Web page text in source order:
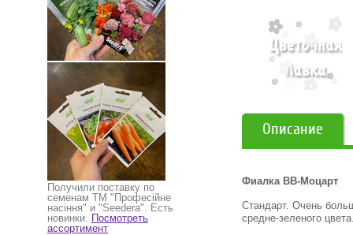
Получили поставку по
семенам ТМ "Професійне
насіння" и "Seedera". Есть
новинки. Посмотреть
ассортимент
Описание
Фиалка ВВ-Моцарт
Стандарт. Очень
средне-зеленого